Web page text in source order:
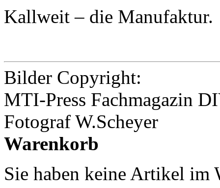
Kallweit – die Manufaktur.
Bilder Copyright:
MTI-Press Fachmagazin
Fotograf W.Scheyer
Warenkorb
Sie haben keine Artikel im